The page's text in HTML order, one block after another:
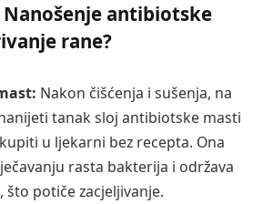
antibiotske
rane?
Nakon čišćenja i sušenja, na
tanak sloj antibiotske masti
u ljekarni bez recepta. Ona
rasta bakterija i održava
što potiče zacjeljivanje.